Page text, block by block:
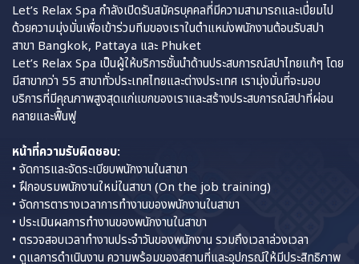
Let’s Relax Spa กำลังเปิดรับสมัครบุคคลที่มีความสามารถและเปี่ยมไป
ด้วยความมุ่งมั่นเพื่อเข้าร่วมทีมของเราในตำแหน่งพนักงานต้อนรับสปา
สาขา Bangkok, Pattaya และ Phuket
Let’s Relax Spa เป็นผู้ให้บริการชั้นนำด้านประสบการณ์สปาไทยแท้ๆ โดย
มีสาขากว่า 55 สาขาทั่วประเทศไทยและต่างประเทศ เรามุ่งมั่นที่จะมอบ
บริการที่มีคุณภาพสูงสุดแก่แขกของเราและสร้างประสบการณ์สปาที่ผ่อน
คลายและฟื้นฟู
หน้าที่ความรับผิดชอบ:
• จัดการและจัดระเบียบพนักงานในสาขา
• ฝึกอบรมพนักงานใหม่ในสาขา (On the job training)
• จัดการตารางเวลาการทำงานของพนักงานในสาขา
• ประเมินผลการทำงานของพนักงานในสาขา
• ตรวจสอบเวลาทำงานประจำวันของพนักงาน รวมถึงเวลาล่วงเวลา
• ดูแลการดำเนินงาน ความพร้อมของสถานที่และอุปกรณ์ให้มีประสิทธิภาพ